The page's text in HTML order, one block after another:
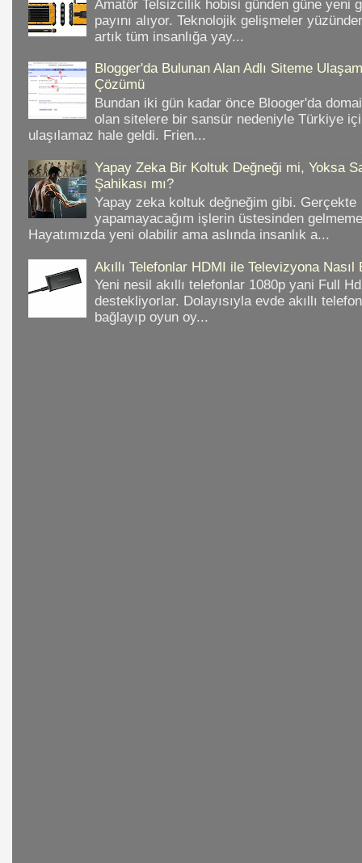
Amatör Telsizcilik hobisi günden güne yeni
payını alıyor. Teknolojik gelişmeler
artık tüm insanlığa yay...
Blogger'da Bulunan Alan Adlı Siteme
Çözümü
Bundan iki gün kadar önce Blooger'da
olan sitelere bir sansür nedeniyle Türkiye
ulaşılamaz hale geldi. Frien...
Yapay Zeka Bir Koltuk Değneği mi, Yoksa
Şahikası mı?
Yapay zeka koltuk değneğim gibi. Gerçekte
yapamayacağım işlerin üstesinden
Hayatımızda yeni olabilir ama aslında insanlık a...
Akıllı Telefonlar HDMI ile Televizyona Nasıl
Yeni nesil akıllı telefonlar 1080p yani Full
destekliyorlar. Dolayısıyla evde akıllı
bağlayıp oyun oy...